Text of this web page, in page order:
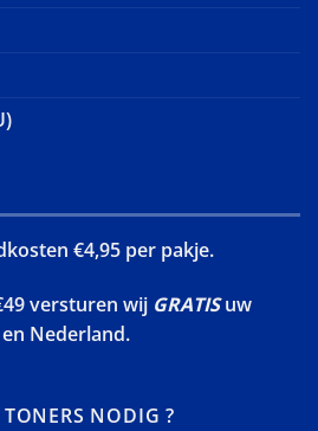
€4,95 per pakje.
versturen wij GRATISuw
Nederland.
NODIG ?